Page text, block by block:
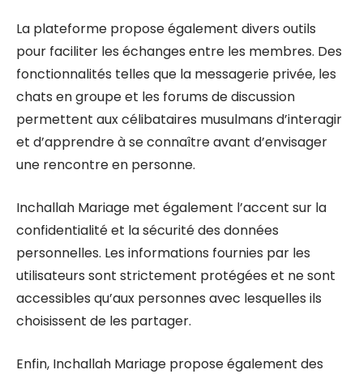
La plateforme propose également divers outils
pour faciliter les échanges entre les membres. Des
fonctionnalités telles que la messagerie privée, les
chats en groupe et les forums de discussion
permettent aux célibataires musulmans d’interagir
et d’apprendre à se connaître avant d’envisager
une rencontre en personne.
Inchallah Mariage met également l’accent sur la
confidentialité et la sécurité des données
personnelles. Les informations fournies par les
utilisateurs sont strictement protégées et ne sont
accessibles qu’aux personnes avec lesquelles ils
choisissent de les partager.
Enfin, Inchallah Mariage propose également des